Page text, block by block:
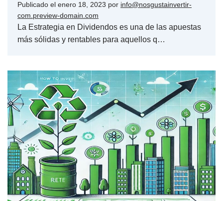
Publicado el enero 18, 2023 por info@nosgustainvertir-
com.preview-domain.com
La Estrategia en Dividendos es una de las apuestas
más sólidas y rentables para aquellos q…